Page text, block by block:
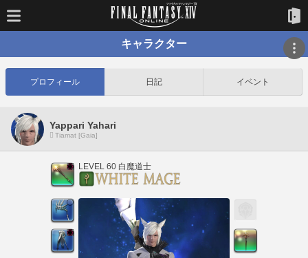
キャラクター
プロフィール 日記 イベント
Yappari Yahari
Tiamat [Gaia]
LEVEL 60 白魔道士